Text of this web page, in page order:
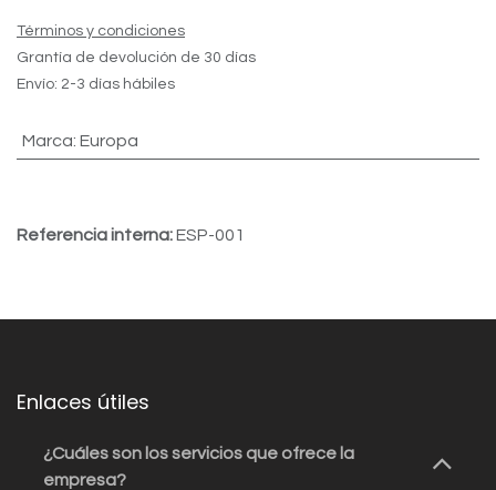
Términos y condiciones
Grantía de devolución de 30 días
Envío: 2-3 días hábiles
Marca: Europa
Referencia interna:ESP-001
Enlaces útiles
¿Cuáles son los servicios que ofrece la
empresa?